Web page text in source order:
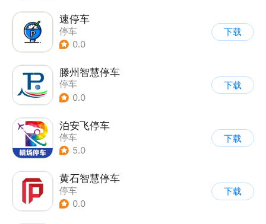
速停车
停车
0.0
下载
滕州智慧停车
停车
0.0
下载
泊安飞停车
停车
5.0
下载
黄石智慧停车
停车
0.0
下载